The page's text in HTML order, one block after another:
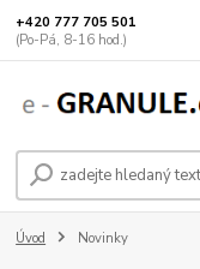
+420 777 705 501
(Po-Pá, 8-16 hod.)
Úvod Novinky